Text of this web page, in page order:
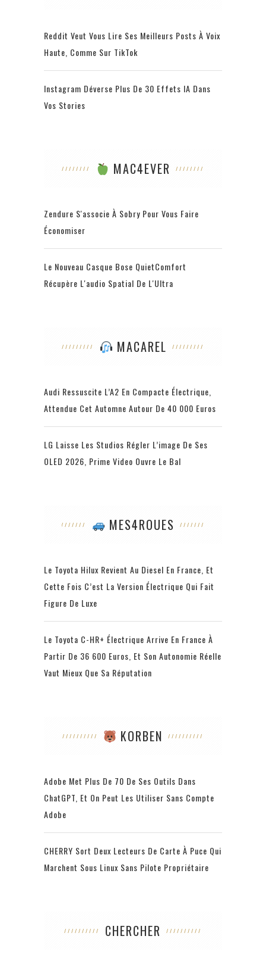
Reddit Veut Vous Lire Ses Meilleurs Posts À Voix
Haute, Comme Sur TikTok
Instagram Déverse Plus De 30 Effets IA Dans
Vos Stories
MAC4EVER
Zendure S'associe À Sobry Pour Vous Faire
Économiser
Le Nouveau Casque Bose QuietComfort
Récupère L'audio Spatial De L'Ultra
MACAREL
Audi Ressuscite L’A2 En Compacte Électrique,
Attendue Cet Automne Autour De 40 000 Euros
LG Laisse Les Studios Régler L’image De Ses
OLED 2026, Prime Video Ouvre Le Bal
MES4ROUES
Le Toyota Hilux Revient Au Diesel En France, Et
Cette Fois C’est La Version Électrique Qui Fait
Figure De Luxe
Le Toyota C-HR+ Électrique Arrive En France À
Partir De 36 600 Euros, Et Son Autonomie Réelle
Vaut Mieux Que Sa Réputation
KORBEN
Adobe Met Plus De 70 De Ses Outils Dans
ChatGPT, Et On Peut Les Utiliser Sans Compte
Adobe
CHERRY Sort Deux Lecteurs De Carte À Puce Qui
Marchent Sous Linux Sans Pilote Propriétaire
CHERCHER